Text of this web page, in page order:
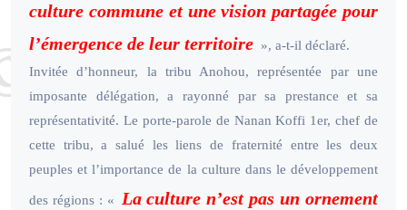
culture commune et une vision partagée pour
l’émergence de leur territoire », a-t-il déclaré.
Invitée d’honneur, la tribu Anohou, représentée par une
imposante délégation, a rayonné par sa prestance et sa
représentativité. Le porte-parole de Nanan Koffi 1er, chef de
cette tribu, a salué les liens de fraternité entre les deux
peuples et l’importance de la culture dans le développement
des régions : «
La culture n’est pas un ornement